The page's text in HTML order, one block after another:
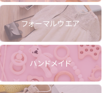
フォーマルウエア
ハンドメイド